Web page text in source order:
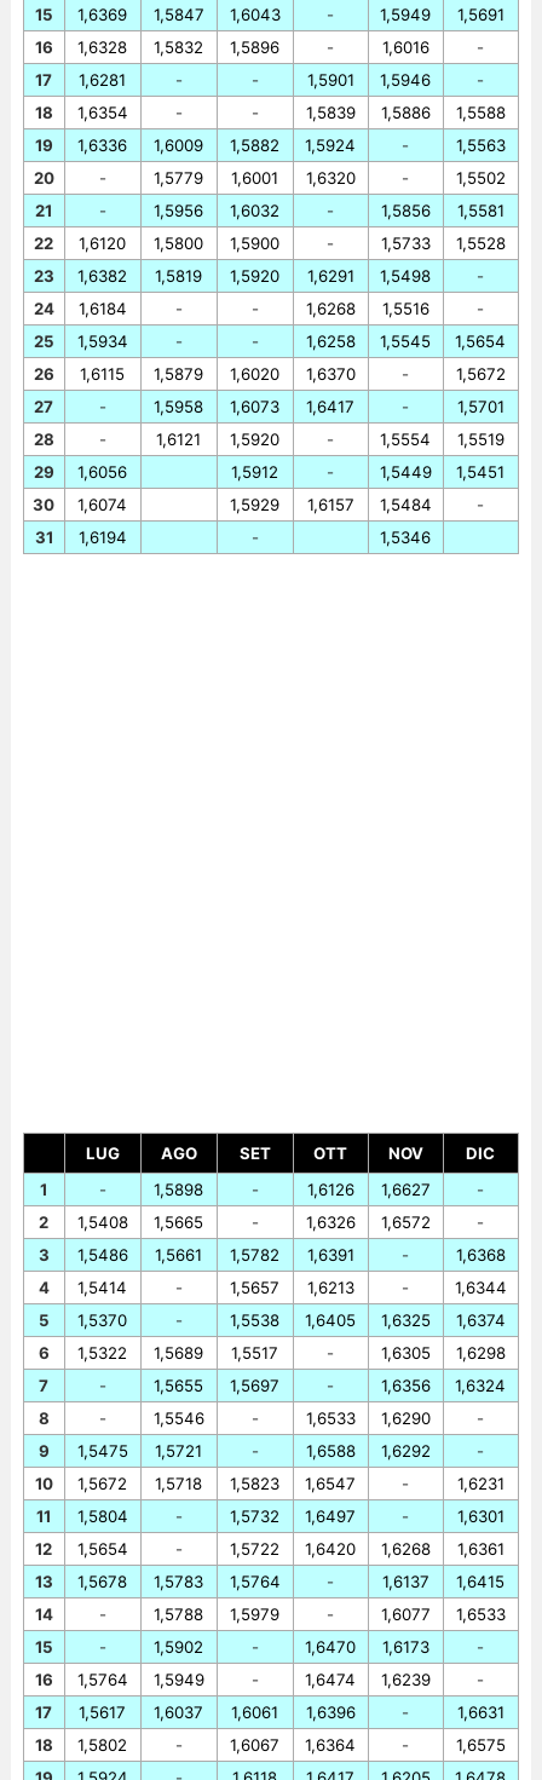
15
16
17
18
19
20
21
22
23
24
25
26
27
28
29
30
31
1,6369
1,6328
1,6281
1,6354
1,6336
-
-
1,6120
1,6382
1,6184
1,5934
1,6115
-
-
1,6056
1,6074
1,6194
1,5847
1,5832
-
-
1,6009
1,5779
1,5956
1,5800
1,5819
-
-
1,5879
1,5958
1,6121
1,6043
1,5896
-
-
1,5882
1,6001
1,6032
1,5900
1,5920
-
-
1,6020
1,6073
1,5920
1,5912
1,5929
-
-
-
1,5901
1,5839
1,5924
1,6320
-
-
1,6291
1,6268
1,6258
1,6370
1,6417
-
-
1,6157
1,5949
1,6016
1,5946
1,5886
-
-
1,5856
1,5733
1,5498
1,5516
1,5545
-
-
1,5554
1,5449
1,5484
1,5346
1,5691
-
-
1,5588
1,5563
1,5502
1,5581
1,5528
-
-
1,5654
1,5672
1,5701
1,5519
1,5451
-
LUG AGO SET OTT NOV
DIC
1
2
3
4
5
6
7
8
9
10
11
12
13
14
15
16
17
18
-
1,5408
1,5486
1,5414
1,5370
1,5322
-
-
1,5475
1,5672
1,5804
1,5654
1,5678
-
-
1,5764
1,5617
1,5802
1,5898
1,5665
1,5661
-
-
1,5689
1,5655
1,5546
1,5721
1,5718
-
-
1,5783
1,5788
1,5902
1,5949
1,6037
-
-
-
1,5782
1,5657
1,5538
1,5517
1,5697
-
-
1,5823
1,5732
1,5722
1,5764
1,5979
-
-
1,6061
1,6067
1,6126
1,6326
1,6391
1,6213
1,6405
-
-
1,6533
1,6588
1,6547
1,6497
1,6420
-
-
1,6470
1,6474
1,6396
1,6364
1,6627
1,6572
-
-
1,6325
1,6305
1,6356
1,6290
1,6292
-
-
1,6268
1,6137
1,6077
1,6173
1,6239
-
-
-
-
1,6368
1,6344
1,6374
1,6298
1,6324
-
-
1,6231
1,6301
1,6361
1,6415
1,6533
-
-
1,6631
1,6575